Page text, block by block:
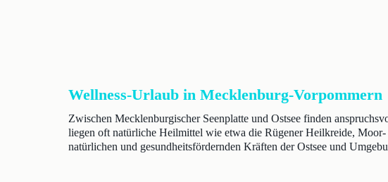
Wellness-Urlaub in Mecklenburg-Vorpommern
Zwischen Mecklenburgischer Seenplatte und Ostsee finden
liegen oft natürliche Heilmittel wie etwa die Rügener Heilkreide, Moor-
natürlichen und gesundheitsfördernden Kräften der Ostsee und